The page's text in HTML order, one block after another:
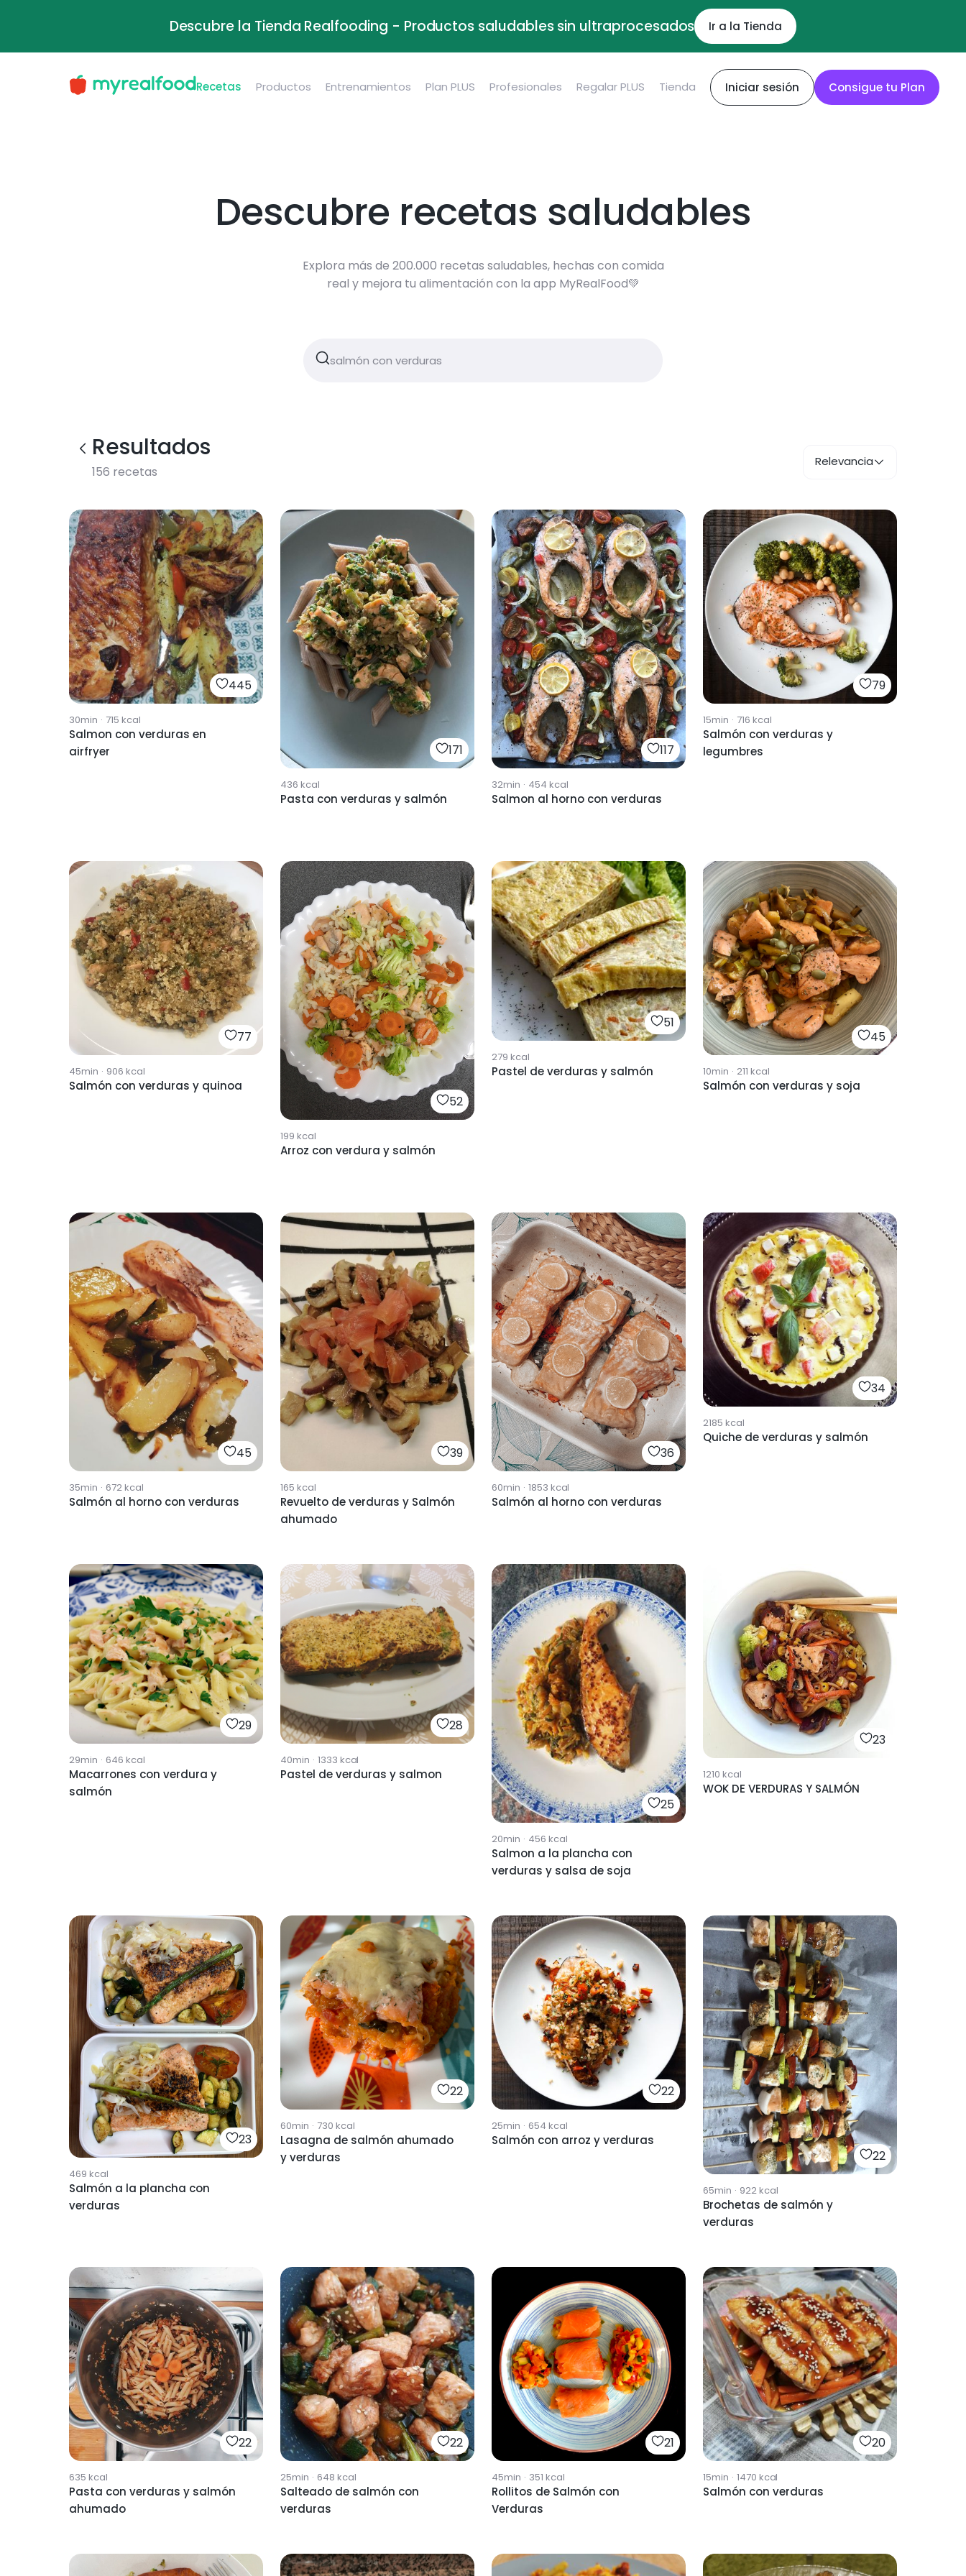
Descubre la Tienda Realfooding - Productos saludables sin ultraprocesados Ir a la Tienda
Recetas Productos Entrenamientos Plan PLUS Profesionales Regalar PLUS Tienda Iniciar sesión Consigue tu Plan
Descubre recetas saludables
Explora más de 200.000 recetas saludables, hechas con comida
real y mejora tu alimentación con la app MyRealFood💚
Resultados
156 recetas
Relevancia
445
30min · 715 kcal
Salmon con verduras en
airfryer
171
436 kcal
Pasta con verduras y salmón
117
32min · 454 kcal
Salmon al horno con verduras
79
15min · 716 kcal
Salmón con verduras y
legumbres
77
45min · 906 kcal
Salmón con verduras y quinoa
52
199 kcal
Arroz con verdura y salmón
51
279 kcal
Pastel de verduras y salmón
45
10min · 211 kcal
Salmón con verduras y soja
45
35min · 672kcal
Salmón al horno con verduras
39
165 kcal
Revuelto de verduras y Salmón
ahumado
36
60min · 1853 kcal
Salmón al horno con verduras
34
2185 kcal
Quiche de verduras y salmón
29
29min · 646 kcal
Macarrones con verdura y
salmón
28
40min · 1333 kcal
Pastel de verduras y salmon
25
20min · 456 kcal
Salmon a la plancha con
verduras y salsa de soja
23
1210 kcal
WOK DE VERDURAS Y SALMÓN
23
469 kcal
Salmón a la plancha con
verduras
22
60min · 730 kcal
Lasagna de salmón ahumado
y verduras
22
25min · 654 kcal
Salmón con arroz y verduras
22
65min · 922kcal
Brochetas de salmón y
verduras
22
635 kcal
Pasta con verduras y salmón
ahumado
22
25min · 648 kcal
Salteado de salmón con
verduras
21
45min · 351 kcal
Rollitos de Salmón con
Verduras
20
15min · 1470 kcal
Salmón con verduras